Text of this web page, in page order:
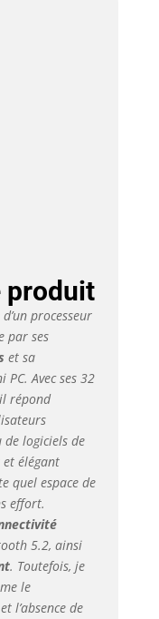
produit
processeur
par ses
et sa
Avec ses 32
répond
de logiciels de
élégant
quel espace de
effort.
5.2, ainsi
. Toutefois, je
le
l’absence de